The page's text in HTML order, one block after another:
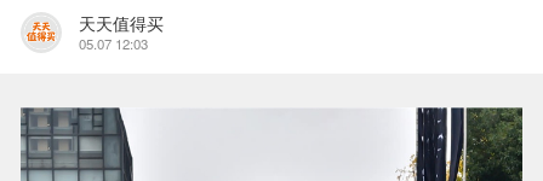
天天值得买
05.07 12:03